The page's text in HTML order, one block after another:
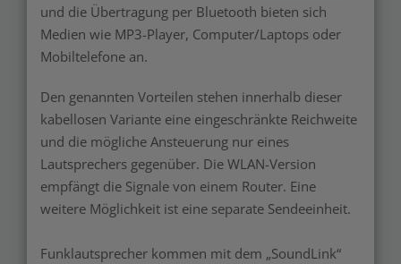
und die Übertragung per Bluetooth bieten sich
Medien wie MP3-Player, Computer/Laptops oder
Mobiltelefone an.
Den genannten Vorteilen stehen innerhalb dieser
kabellosen Variante eine eingeschränkte Reichweite
und die mögliche Ansteuerung nur eines
Lautsprechers gegenüber. Die WLAN-Version
empfängt die Signale von einem Router. Eine
weitere Möglichkeit ist eine separate Sendeeinheit.
Funklautsprecher kommen mit dem „SoundLink“